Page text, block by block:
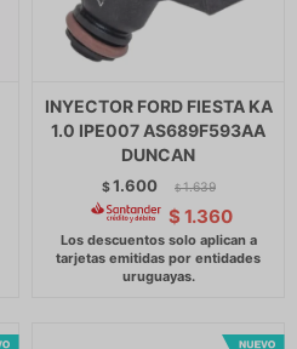
INYECTOR FORD FIESTA KA
1.0 IPE007 AS689F593AA
DUNCAN
$1.600 $ 1.639
$ 1.360